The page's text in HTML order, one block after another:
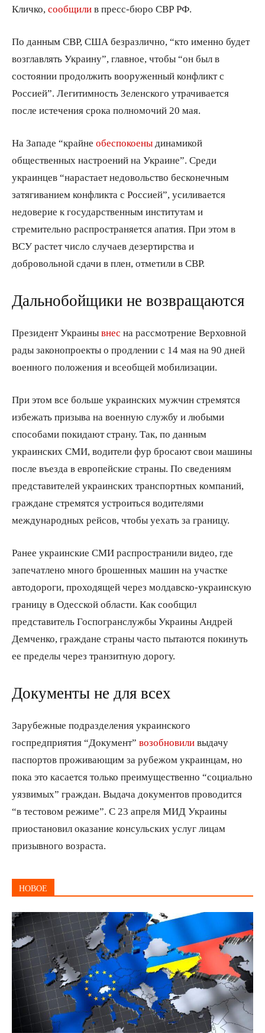
Кличко, сообщили в пресс-бюро СВР РФ.
По данным СВР, США безразлично, “кто именно будет
возглавлять Украину”, главное, чтобы “он был в
состоянии продолжить вооруженный конфликт с
Россией”. Легитимность Зеленского утрачивается
после истечения срока полномочий 20 мая.
На Западе “крайне обеспокоены динамикой
общественных настроений на Украине”. Среди
украинцев “нарастает недовольство бесконечным
затягиванием конфликта с Россией”, усиливается
недоверие к государственным институтам и
стремительно распространяется апатия. При этом в
ВСУ растет число случаев дезертирства и
добровольной сдачи в плен, отметили в СВР.
Дальнобойщики не возвращаются
Президент Украины внес на рассмотрение Верховной
рады законопроекты о продлении с 14 мая на 90 дней
военного положения и всеобщей мобилизации.
При этом все больше украинских мужчин стремятся
избежать призыва на военную службу и любыми
способами покидают страну. Так, по данным
украинских СМИ, водители фур бросают свои машины
после въезда в европейские страны. По сведениям
представителей украинских транспортных компаний,
граждане стремятся устроиться водителями
международных рейсов, чтобы уехать за границу.
Ранее украинские СМИ распространили видео, где
запечатлено много брошенных машин на участке
автодороги, проходящей через молдавско-украинскую
границу в Одесской области. Как сообщил
представитель Госпогранслужбы Украины Андрей
Демченко, граждане страны часто пытаются покинуть
ее пределы через транзитную дорогу.
Документы не для всех
Зарубежные подразделения украинского
госпредприятия “Документ” возобновили выдачу
паспортов проживающим за рубежом украинцам, но
пока это касается только преимущественно “социально
уязвимых” граждан. Выдача документов проводится
“в тестовом режиме”. С 23 апреля МИД Украины
приостановил оказание консульских услуг лицам
призывного возраста.
НОВОЕ